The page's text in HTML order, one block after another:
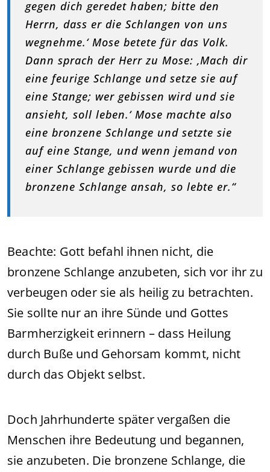
gegen dich geredet haben; bitte den
Herrn, dass er die Schlangen von uns
wegnehme.‘ Mose betete für das Volk.
Dann sprach der Herr zu Mose: ‚Mach dir
eine feurige Schlange und setze sie auf
eine Stange; wer gebissen wird und sie
ansieht, soll leben.‘ Mose machte also
eine bronzene Schlange und setzte sie
auf eine Stange, und wenn jemand von
einer Schlange gebissen wurde und die
bronzene Schlange ansah, so lebte er.“
Beachte: Gott befahl ihnen nicht, die
bronzene Schlange anzubeten, sich vor ihr zu
verbeugen oder sie als heilig zu betrachten.
Sie sollte nur an ihre Sünde und Gottes
Barmherzigkeit erinnern – dass Heilung
durch Buße und Gehorsam kommt, nicht
durch das Objekt selbst.
Doch Jahrhunderte später vergaßen die
Menschen ihre Bedeutung und begannen,
sie anzubeten. Die bronzene Schlange, die